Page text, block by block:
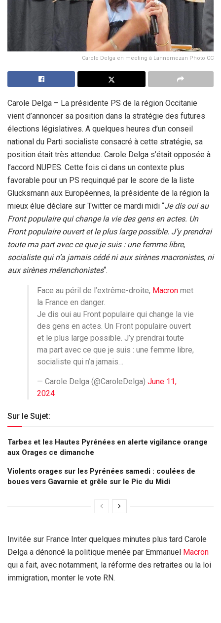
Carole Delga en meeting à Lannemezan Photo CC
Carole Delga – La présidente PS de la région Occitanie
vient d’annoncer sa position dans la stratégie des futures
élections législatives. A quelques heures d’un conseil
national du Parti socialiste consacré à cette stratégie, sa
position était très attendue. Carole Delga s’était opposée à
l’accord NUPES. Cette fois ci dans un contexte plus
favorable pour un PS requinqué par le score de la liste
Glucksmann aux Européennes, la présidente de la région la
mieux élue déclare sur Twitter ce mardi midi “Je dis oui au
Front populaire qui change la vie des gens en actes. Un
Front populaire ouvert et le plus large possible. J’y prendrai
toute ma part avec ce que je suis : une femme libre,
socialiste qui n’a jamais cédé ni aux sirènes macronistes, ni
aux sirènes mélenchonistes“.
Face au péril de l’extrême-droite, Macron met
la France en danger.
Je dis oui au Front populaire qui change la vie
des gens en actes. Un Front populaire ouvert
et le plus large possible. J’y prendrai toute
ma part avec ce que je suis : une femme libre,
socialiste qui n’a jamais…
— Carole Delga (@CaroleDelga) June 11,
2024
Sur le Sujet:
Tarbes et les Hautes Pyrénées en alerte vigilance orange
aux Orages ce dimanche
Violents orages sur les Pyrénées samedi : coulées de
boues vers Gavarnie et grêle sur le Pic du Midi
Invitée sur France Inter quelques minutes plus tard Carole
Delga a dénoncé la politique menée par Emmanuel Macron
qui a fait, avec notamment, la réforme des retraites ou la loi
immigration, monter le vote RN.